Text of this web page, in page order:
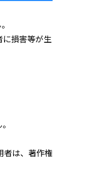
損害等が生
者は、著作権